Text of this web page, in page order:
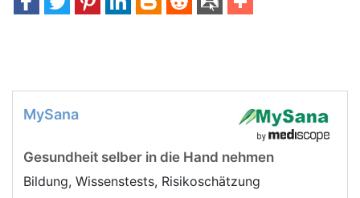
MySana
Gesundheit selber in die Hand nehmen
Bildung, Wissenstests, Risikoschätzung